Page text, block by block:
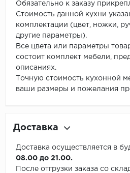
Обязательно к заказу
Стоимость данной кухни
комплектации (цвет, ножки,
другие параметры).
Все цвета или параметры
состоит комплект мебели,
описаниях.
Точную стоимость кухонной
ваши размеры и пожелания
Доставка
Доставка осуществляется в
08.00 до 21.00.
После отгрузки заказа со